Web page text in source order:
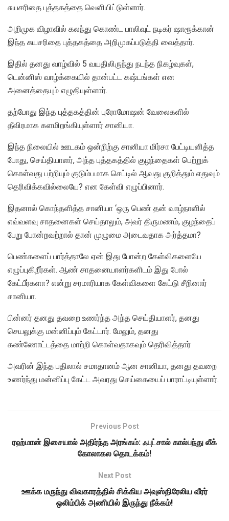
சுயசரிதை புத்தகத்தை வெளியிட்டுள்ளார்.
அறிமுக விழாவில் கலந்து கொண்ட பாலிவுட் நடிகர் ஷாரூக்கான்
இந்த சுயசரிதை புத்தகத்தை அறிமுகப்படுத்தி வைத்தார்.
இதில் தனது வாழ்வில் 5 வயதிலிருந்து நடந்த நிகழ்வுகள்,
டென்னிஸ் வாழ்க்கையில் தான்பட்ட கஷ்டங்கள் என
அனைத்தையும் எழுதியுள்ளார்.
தற்போது இந்த புத்தகத்தின் புரோமோஷன் வேலைகளில்
தீவிரமாக களமிறங்கியுள்ளார் சானியா.
இந்த நிலையில் ஊடகம் ஒன்றிற்கு சானியா மிர்சா பேட்டியளித்த
போது, செய்தியாளர், அந்த புத்தகத்தில் குழந்தைகள் பெற்றுக்
கொள்வது பற்றியும் குடும்பமாக செட்டில் ஆவது குறித்தும் எதுவும்
தெரிவிக்கவில்லையே? என கேள்வி எழுப்பினார்.
இதனால் கொந்தளித்த சானியா ‘ஒரு பெண் தன் வாழ்நாளில்
எவ்வளவு சாதனைகள் செய்தாலும், அவர் திருமணம், குழந்தைப்
பேறு போன்றவற்றால் தான் முழுமை அடைவதாக அர்த்தமா?
பெண்களைப் பார்த்தாலே ஏன் இது போன்ற கேள்விகளையே
எழுப்புகிறீர்கள். ஆண் சாதனையாளர்களிடம் இது போல்
கேட்பீர்களா? என்று சரமாரியாக கேள்விகளை கேட்டு சீறினார்
சானியா.
பின்னர் தனது தவறை உணர்ந்த அந்த செய்தியாளர், தனது
செயலுக்கு மன்னிப்பும் கேட்டார். மேலும், தனது
கண்ணோட்டத்தை மாற்றி கொள்வதாகவும் தெரிவித்தார்
அவரின் இந்த பதிலால் சமாதானம் ஆன சானியா, தனது தவறை
உணர்ந்து மன்னிப்பு கேட்ட அவரது செய்கையைப் பாராட்டியுள்ளார்.
Previous Post
ரஹ்மான் இசையால் அதிர்ந்த அரங்கம்: ஃபுட்சால் கால்பந்து லீக்
கோலாகல தொடக்கம்!
Next Post
ஊக்க மருந்து விவகாரத்தில் சிக்கிய அவுஸ்திரேலிய வீரர்
ஒலிம்பிக் அணியில் இருந்து நீக்கம்!